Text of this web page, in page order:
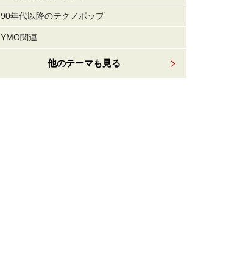
90年代以降のテクノポップ
YMO関連
他のテーマも見る